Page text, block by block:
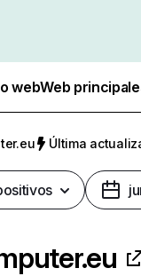
webWeb
Última